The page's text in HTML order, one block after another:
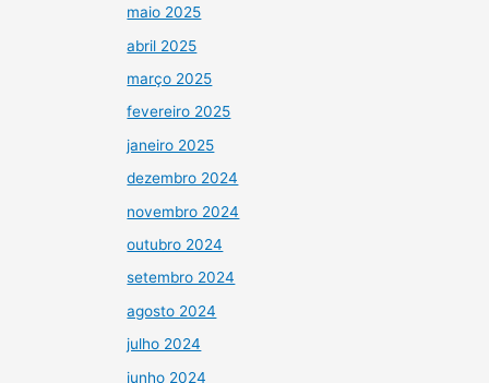
maio 2025
abril 2025
março 2025
fevereiro 2025
janeiro 2025
dezembro 2024
novembro 2024
outubro 2024
setembro 2024
agosto 2024
julho 2024
junho 2024